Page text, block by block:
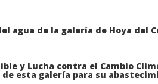
y Lucha contra el Cambio
esta galería para su